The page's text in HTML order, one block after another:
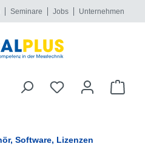
Seminare Jobs Unternehmen
Software, Lizenzen